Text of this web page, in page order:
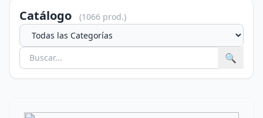
Catálogo (1066 prod.)
🔍